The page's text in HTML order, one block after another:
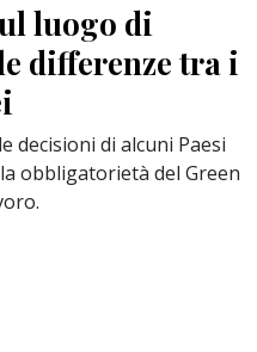
luogo di
differenze tra i
decisioni di alcuni Paesi
obbligatorietà del Green